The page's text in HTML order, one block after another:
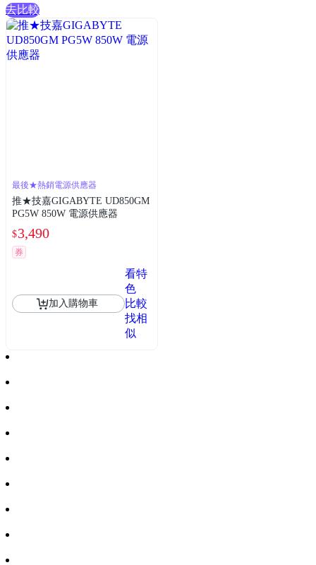
去比較
最後★熱銷電源供應器
推★技嘉GIGABYTE UD850GM
PG5W 850W 電源供應器
$3,490
券
加入購物車
看特
色
比較
找相
似